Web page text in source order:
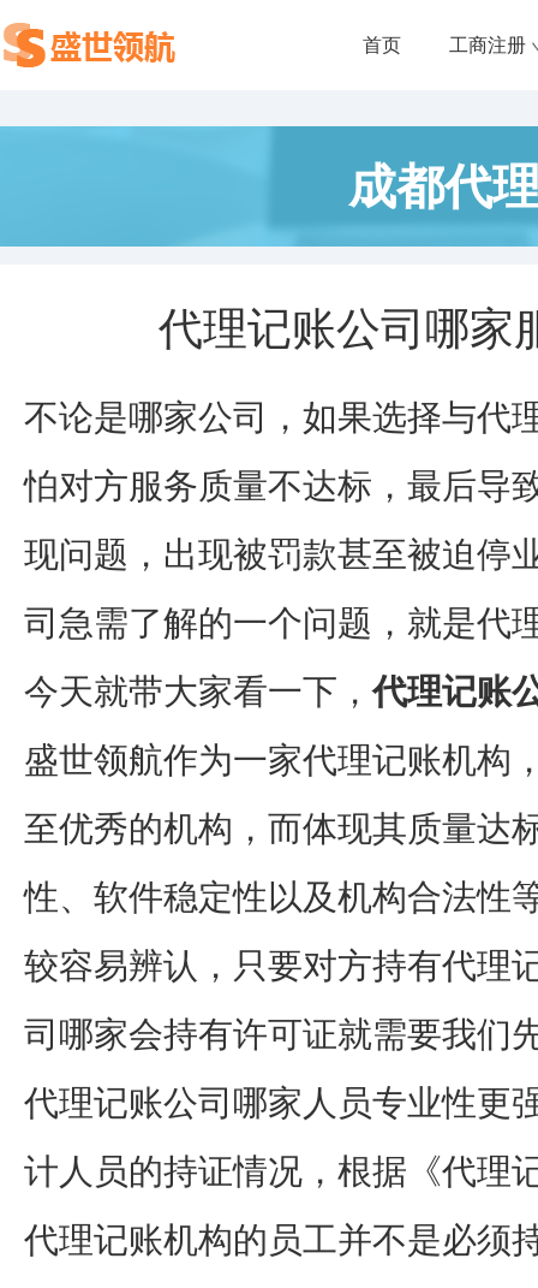
首页 工商注册
成都代
代理记账公司哪家
不论是哪家公司，如果选择与代
怕对方服务质量不达标，最后导
现问题，出现被罚款甚至被迫停
司急需了解的一个问题，就是代
今天就带大家看一下，代理记账
盛世领航作为一家代理记账机构
至优秀的机构，而体现其质量达
性、软件稳定性以及机构合法性
较容易辨认，只要对方持有代理
司哪家会持有许可证就需要我们
代理记账公司哪家人员专业性更
计人员的持证情况，根据《代理
代理记账机构的员工并不是必须